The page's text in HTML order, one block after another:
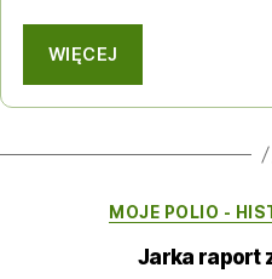
WIĘCEJ
MOJE POLIO -
Jarka raport